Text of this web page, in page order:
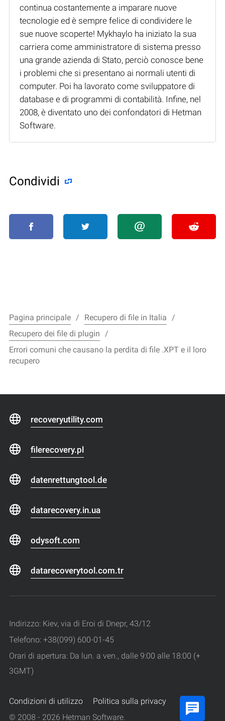
continua costantemente a imparare nuove
tecnologie ed è sempre felice di condividere le
sue nuove scoperte! Mykhaylo ha iniziato la sua
carriera come amministratore di sistema presso
una grande azienda di Stato, perciò conosce bene
i problemi che si presentano ai normali utenti di
computer. Poi ha lavorato come sviluppatore di
database e di programmi di contabilità. Infine, nel
2008, è diventato uno dei confondatori di Hetman
Software.
Condividi
Pagina principale
Recupero di file in Italia
Recupero dei file di plugin
Errori comuni che causano la perdita di file .XPT e il loro
recupero
recoveryutility.com
filerecovery.pl
datenrettungtool.de
datarecovery.in.ua
odysoft.com
datarecoverytool.com.tr
Indirizzo: Kiev, via di Eroi di Dnepr, 43/12
Telefono: +38(099) 600-01-45
Orari di apertura: Da lun. a ven., dalle 9:00 alle 18:00 (+
3GMT)
Condizioni di utilizzo
Politica sulla privacy
© 2008 - 2026 Hetman Software.